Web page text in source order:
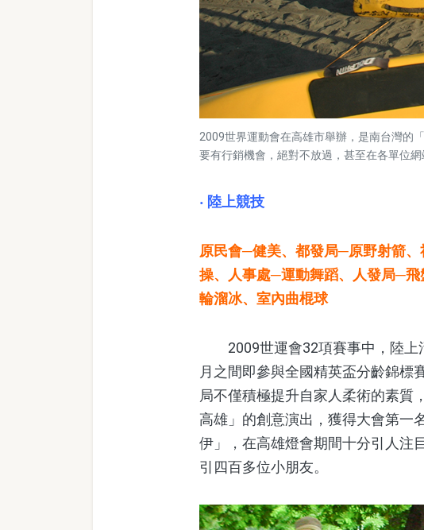
2009世界運動會在高雄市舉辦，是南台灣的
要有行銷機會，絕對不放過，甚至在各單位
‧ 陸上競技
原民會─健美、都發局─原野射箭
操、人事處─運動舞蹈、人發局─
輪溜冰、室內曲棍球
2009世運會32項賽事中，陸上
月之間即參與全國精英盃分齡錦標
局不僅積極提升自家人柔術的素質
高雄」的創意演出，獲得大會第一
伊」，在高雄燈會期間十分引人注
引四百多位小朋友。